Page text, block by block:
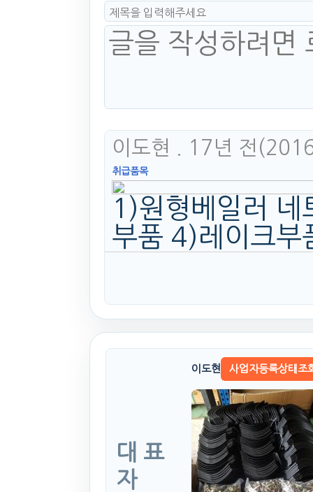
이도현 . 17년 전
취급품목
1)원형베일러
부품 4)레이크
대 표
자
이도현 사업자등록상태조